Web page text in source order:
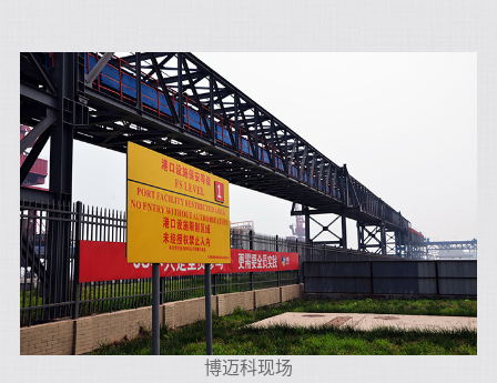
博迈科现场